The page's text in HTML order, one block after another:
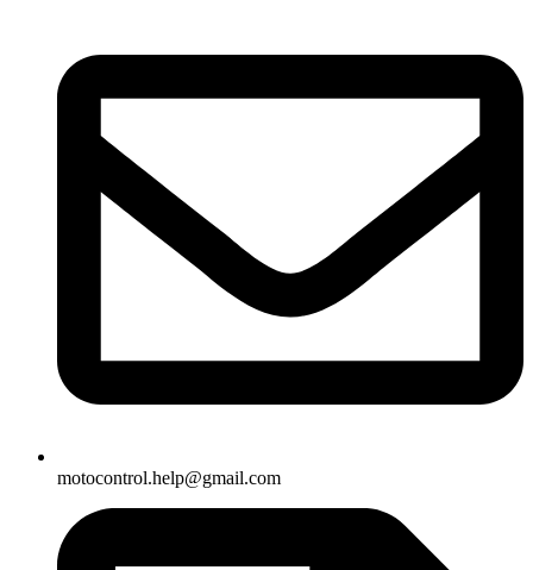
motocontrol.help@gmail.com